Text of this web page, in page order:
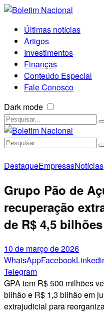
Últimas notícias
Artigos
Investimentos
Finanças
Conteúdo Especial
Fale Conosco
Dark mode
DestaqueEmpresasNotícias
Grupo Pão de
recuperação
de R$ 4,5 bilhões
10 de março de 2026
WhatsAppFacebook
Telegram
GPA tem R$ 500 milhões
bilhão e R$ 1,3 bilhão em
extrajudicial para